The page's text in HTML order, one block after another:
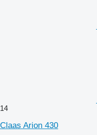
14
Claas Arion 430